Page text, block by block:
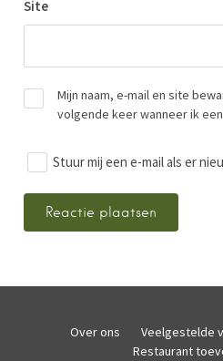
Site
Mijn naam, e-mail en site
volgende keer wanneer ik
Stuur mij een e-mail als er
Over ons Veelgestelde
Restaurant